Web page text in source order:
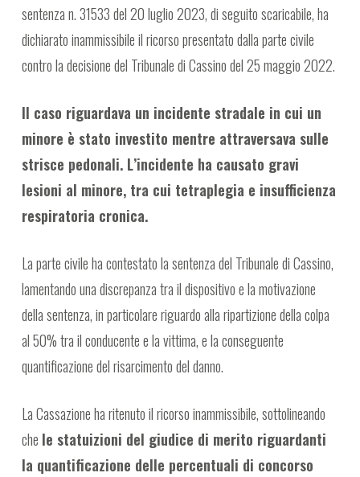
sentenza n. 31533 del 20 luglio 2023, di seguito scaricabile, ha
dichiarato inammissibile il ricorso presentato dalla parte civile
contro la decisione del Tribunale di Cassino del 25 maggio 2022.
Il caso riguardava un incidente stradale in cui un
minore è stato investito mentre attraversava sulle
strisce pedonali. L’incidente ha causato gravi
lesioni al minore, tra cui tetraplegia e insufficienza
respiratoria cronica.
La parte civile ha contestato la sentenza del Tribunale di Cassino,
lamentando una discrepanza tra il dispositivo e la motivazione
della sentenza, in particolare riguardo alla ripartizione della colpa
al 50% tra il conducente e la vittima, e la conseguente
quantificazione del risarcimento del danno.
La Cassazione ha ritenuto il ricorso inammissibile, sottolineando
che le statuizioni del giudice di merito riguardanti
la quantificazione delle percentuali di concorso